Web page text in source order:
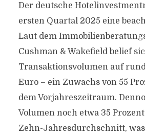
Der deutsche
ersten Quartal 2025 eine
Laut dem
Cushman & Wakefield belief
Transaktionsvolumen auf
Euro – ein Zuwachs von 55
dem Vorjahreszeitraum.
Volumen noch etwa 35
Zehn-Jahresdurchschnitt,